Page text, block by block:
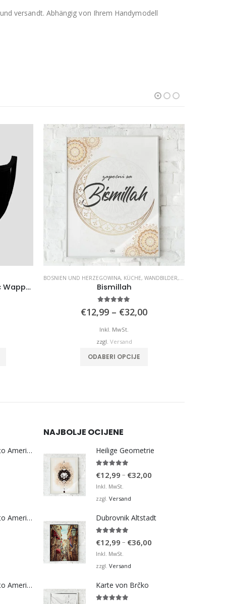
versandt. Abhängig von Ihrem Handymodell
Gesichtsmaske: Kotromanic Wappen von Bosnien
BOSNIEN UND HERZEGOWINA, KÜCHE, WANDBILDER,
Bismillah
€12,99 – €32,00Preisspanne:
Inkl. MwSt.
zzgl. Versand
ODABERI OPCIJE
Bosna Take Me to America Navijačka Majica 3
Bosna Take Me to America Navijačka Majica 4
Bosna Take Me to America Navijačka Majica 2
NAJBOLJE OCIJENE
Heilige Geometrie
€12,99 – €32,00
Inkl. MwSt.
zzgl. Versand
Dubrovnik Altstadt
€12,99 – €36,00
Inkl. MwSt.
zzgl. Versand
Karte von Brčko